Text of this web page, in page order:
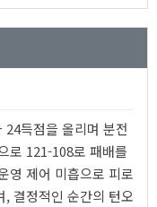
득점을 올리며 분전
로 121-108로 패배를
영 제어 미흡으로 피로
결정적인 순간의 턴오